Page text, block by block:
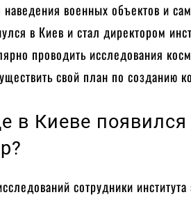
наведения военных объектов и
в Киев и стал директором
проводить исследования
свой план по созданию
в Киеве
сотрудники